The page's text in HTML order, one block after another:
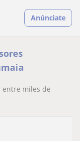
Anúnciate
entre miles de